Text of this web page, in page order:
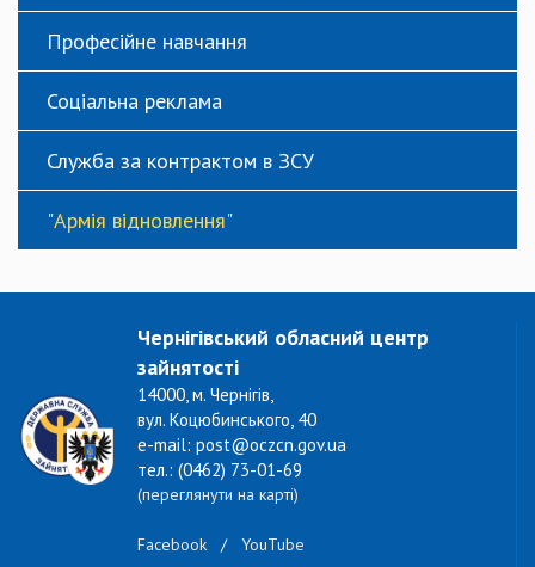
Професійне навчання
Соціальна реклама
Служба за контрактом в ЗСУ
"Армія відновлення"
Чернігівський обласний центр
зайнятості
14000, м. Чернігів,
вул. Коцюбинського, 40
e-mail: post@oczcn.gov.ua
тел.: (0462) 73-01-69
(переглянути на карті)
Facebook / YouTube